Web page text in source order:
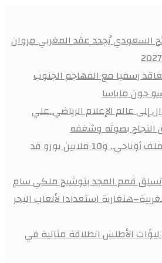
السعودي يُجدد عقد المغربي مروان
رسميا مع المهاجم الجنوب
جون ماباسا
إلى عالم الإعلام الرياضي..علي
النجاح بصوته وشغفه
برشلونة يعيد فتح ملف أوناحي.. و10 ملايين يورو قد
قمم المجد بتوشيح ملكي سام
استعدادا لألعاب البحر
لبؤات الأطلس انطلاقة مثالية في